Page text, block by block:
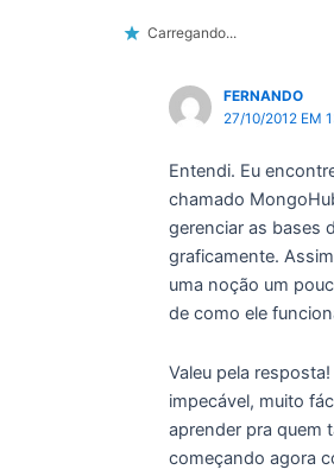
Carregando...
FERNANDO
27/10/2012 EM
Entendi. Eu
chamado
gerenciar as bases
graficamente.
uma noção um
de como ele
Valeu pela
impecável, muito
aprender pra quem
começando agora